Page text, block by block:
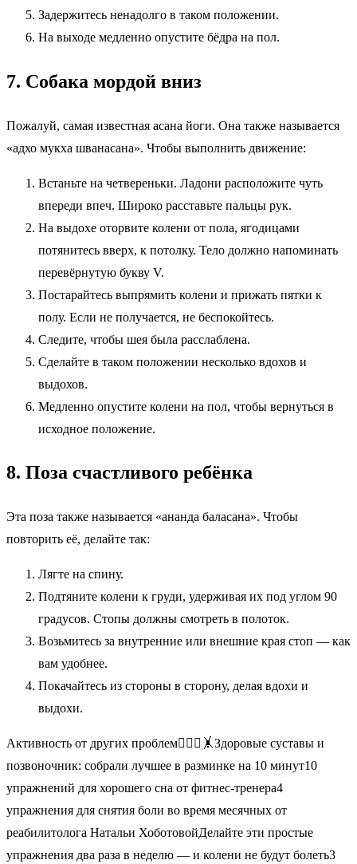
Задержитесь ненадолго в таком положении.
На выходе медленно опустите бёдра на пол.
7. Собака мордой вниз
Пожалуй, самая известная асана йоги. Она также называется
«адхо мукха шванасана». Чтобы выполнить движение:
Встаньте на четвереньки. Ладони расположите чуть
впереди впеч. Широко расставьте пальцы рук.
На выдохе оторвите колени от пола, ягодицами
потянитесь вверх, к потолку. Тело должно напоминать
перевёрнутую букву V.
Постарайтесь выпрямить колени и прижать пятки к
полу. Если не получается, не беспокойтесь.
Следите, чтобы шея была расслаблена.
Сделайте в таком положении несколько вдохов и
выдохов.
Медленно опустите колени на пол, чтобы вернуться в
исходное положение.
8. Поза счастливого ребёнка
Эта поза также называется «ананда баласана». Чтобы
повторить её, делайте так:
Лягте на спину.
Подтяните колени к груди, удерживая их под углом 90
градусов. Стопы должны смотреть в полоток.
Возьмитесь за внутренние или внешние края стоп — как
вам удобнее.
Покачайтесь из стороны в сторону, делая вдохи и
выдохи.
Активность от других проблем🧘🏼‍♀️🤸Здоровые суставы и
позвоночник: собрали лучшее в разминке на 10 минут10
упражнений для хорошего сна от фитнес-тренера4
упражнения для снятия боли во время месячных от
реабилитолога Натальи ХоботовойДелайте эти простые
упражнения два раза в неделю — и колени не будут болеть3